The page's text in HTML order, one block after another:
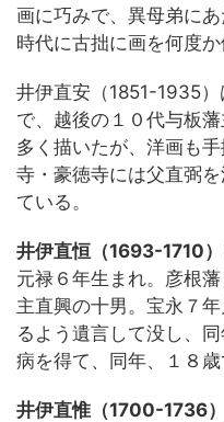
画に巧みで、異母弟に
時代に古拙に画を何度か
井伊直安（1851-1935
で、越後の１０代与板
多く描いたが、洋画も
寺・豪徳寺には父直弼
ている。
井伊直恒（1693-1710
元禄６年生まれ。彦根
主直興の十男。宝永７
るよう遺言して没し、
病を得て、同年、１８歳
井伊直惟（1700-1736